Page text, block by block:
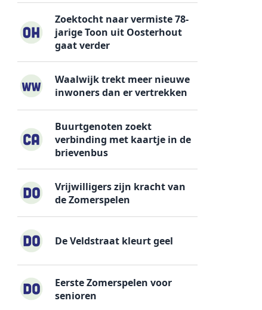
Zoektocht naar vermiste 78-
jarige Toon uit Oosterhout
gaat verder
Waalwijk trekt meer nieuwe
inwoners dan er vertrekken
Buurtgenoten zoekt
verbinding met kaartje in de
brievenbus
Vrijwilligers zijn kracht van
de Zomerspelen
De Veldstraat kleurt geel
Eerste Zomerspelen voor
senioren